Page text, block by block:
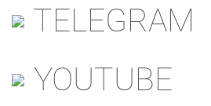
TELEGRAM
YOUTUBE